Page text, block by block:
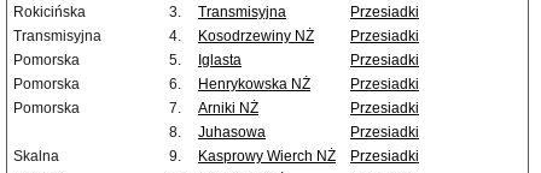
Rokicińska
3. Transmisyjna
Przesiadki
Transmisyjna
4. Kosodrzewiny NŻ
Przesiadki
Pomorska
5. Iglasta
Przesiadki
Pomorska
6. Henrykowska NŻ
Przesiadki
Pomorska
7. Arniki NŻ
Przesiadki
8.
Juhasowa
Przesiadki
Skalna
9. Kasprowy Wierch NŻ
Przesiadki